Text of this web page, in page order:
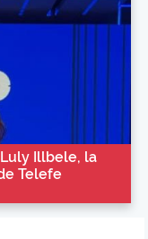
Illbele, la
Telefe